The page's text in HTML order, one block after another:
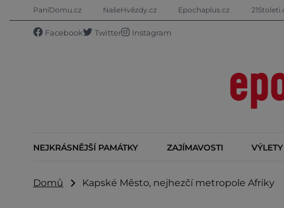
PaníDomu.cz NašeHvězdy.cz Epochaplus.cz
Facebook Twitter Instagram
NEJKRÁSNĚJŠÍ PAMÁTKY ZAJÍMAVOSTI
Domů Kapské Město, nejhezčí metropole Afriky